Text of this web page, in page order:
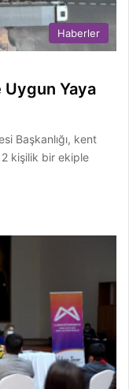
Haberler
Uygun Yaya
Başkanlığı, kent
kişilik bir ekiple